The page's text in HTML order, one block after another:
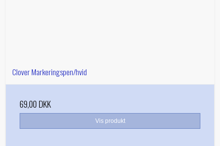
Clover Markeringspen/hvid
69,00 DKK
Vis produkt